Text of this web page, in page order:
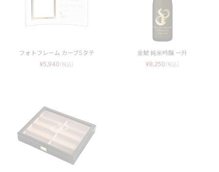
フォトフレーム カーブSタテ
5,940
金鯱 純米吟醸 一升
8,250